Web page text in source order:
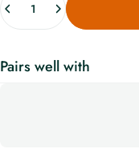
Pairs well with